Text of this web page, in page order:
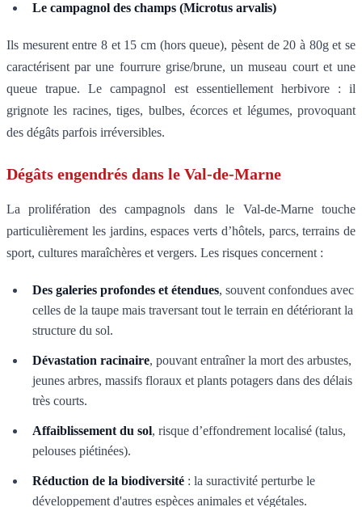
Le campagnol des champs (Microtus arvalis)
Ils mesurent entre 8 et 15 cm (hors queue), pèsent de 20 à 80g et se
caractérisent par une fourrure grise/brune, un museau court et une
queue trapue. Le campagnol est essentiellement herbivore : il
grignote les racines, tiges, bulbes, écorces et légumes, provoquant
des dégâts parfois irréversibles.
Dégâts engendrés dans le Val-de-Marne
La prolifération des campagnols dans le Val-de-Marne touche
particulièrement les jardins, espaces verts d’hôtels, parcs, terrains de
sport, cultures maraîchères et vergers. Les risques concernent :
Des galeries profondes et étendues, souvent confondues avec
celles de la taupe mais traversant tout le terrain en détériorant la
structure du sol.
Dévastation racinaire, pouvant entraîner la mort des arbustes,
jeunes arbres, massifs floraux et plants potagers dans des délais
très courts.
Affaiblissement du sol, risque d’effondrement localisé (talus,
pelouses piétinées).
Réduction de la biodiversité : la suractivité perturbe le
développement d'autres espèces animales et végétales.